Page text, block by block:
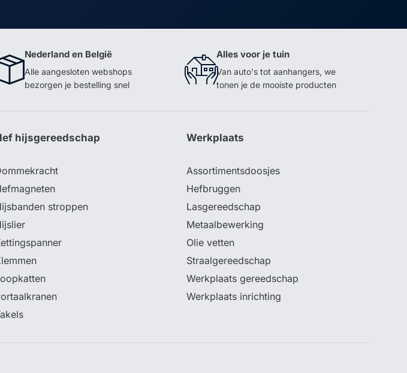
Nederland en België
Alle aangesloten webshops
bezorgen je bestelling snel
Alles voor je tuin
Van auto's tot aanhangers, we
tonen je de mooiste producten
hijsgereedschap
stroppen
Werkplaats
Assortimentsdoosjes
Hefbruggen
Lasgereedschap
Metaalbewerking
Olie vetten
Straalgereedschap
Werkplaats gereedschap
Werkplaats inrichting